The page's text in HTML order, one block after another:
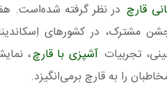
قارچ در نظر گرفته شده‌است.
مشترک، در کشورهای
تجربیات آشپزی با قارچ،
را به قارچ برمی‌انگیزد.